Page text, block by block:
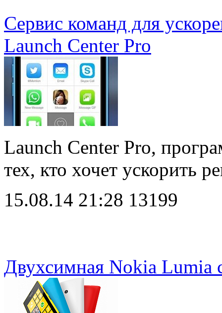
Сервис команд для
Launch Center Pro
Launch Center Pro,
тех, кто хочет ускорить
15.08.14 21:28 13199
Двухсимная Nokia Lumia